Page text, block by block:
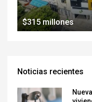
$315 millones
Noticias recientes